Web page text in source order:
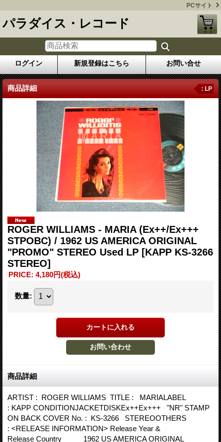
PCサイト
パラダイス・レコード
ログイン 新規登録はこちら お問い合せ
商品詳細 : LP
ROGER WILLIAMS - MARIA (Ex++/Ex+++
STPOBC) / 1962 US AMERICA ORIGINAL
"PROMO" STEREO Used LP [KAPP KS-3266
STEREO]
PRICE: 4,180円(税込)
数量:
商品詳細
ARTIST : ROGER WILLIAMS TITLE : MARIALABEL
: KAPP CONDITIONJACKETDISKEx++Ex+++ "NR" STAMP
ON BACK COVER No. : KS-3266 STEREOOTHERS
: <RELEASE INFORMATION> Release Year &
Release Country 1962 US AMERICA ORIGINAL